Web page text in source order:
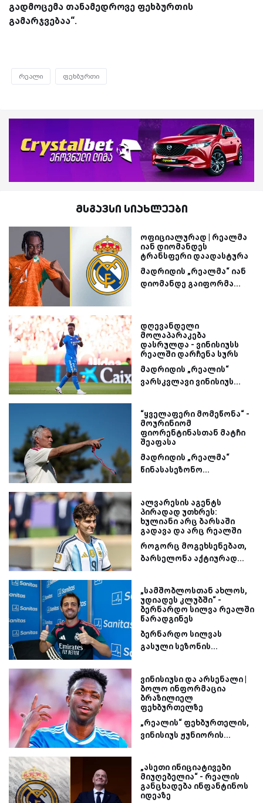
გადმოცემა თანამედროვე ფეხბურთის
გამარჯვებაა“.
რეალი ფეხბურთი
მსგავსი სიახლეები
ოფიციალურად | რეალმა
იან დიომანდეს
ტრანსფერი დაადასტურა
მადრიდის „რეალმა“ იან
დიომანდე გაიფორმა...
დღევანდელი
მოლაპარაკება
დასრულდა - ვინისიუსს
რეალში დარჩენა სურს
მადრიდის „რეალის“
ვარსკვლავი ვინისიუს...
“ყველაფერი მომეწონა“ -
მოურინიომ
ფიორენტინასთან მატჩი
შეაფასა
მადრიდის „რეალმა“
წინასასეზონო...
ალვარესის აგენტს
პირადად უთხრეს:
ხულიანი არც ბარსაში
გადავა და არც რეალში
როგორც მოგეხსენებათ,
ბარსელონა აქტიურად...
„სამშობლოსთან ახლოს,
უდიადეს კლუბში“ -
ბერნარდო სილვა რეალში
წარადგინეს
ბერნარდო სილვას
გასული სეზონის...
ვინისიუსი და არსენალი |
ბოლო ინფორმაცია
ბრაზილიელ
ფეხბურთელზე
„რეალის“ ფეხბურთელის,
ვინისიუს ჟუნიორის...
„ასეთი ინიციატივები
მიუღებელია“ - რეალის
განცხადება ინფანტინოს
იდეაზე